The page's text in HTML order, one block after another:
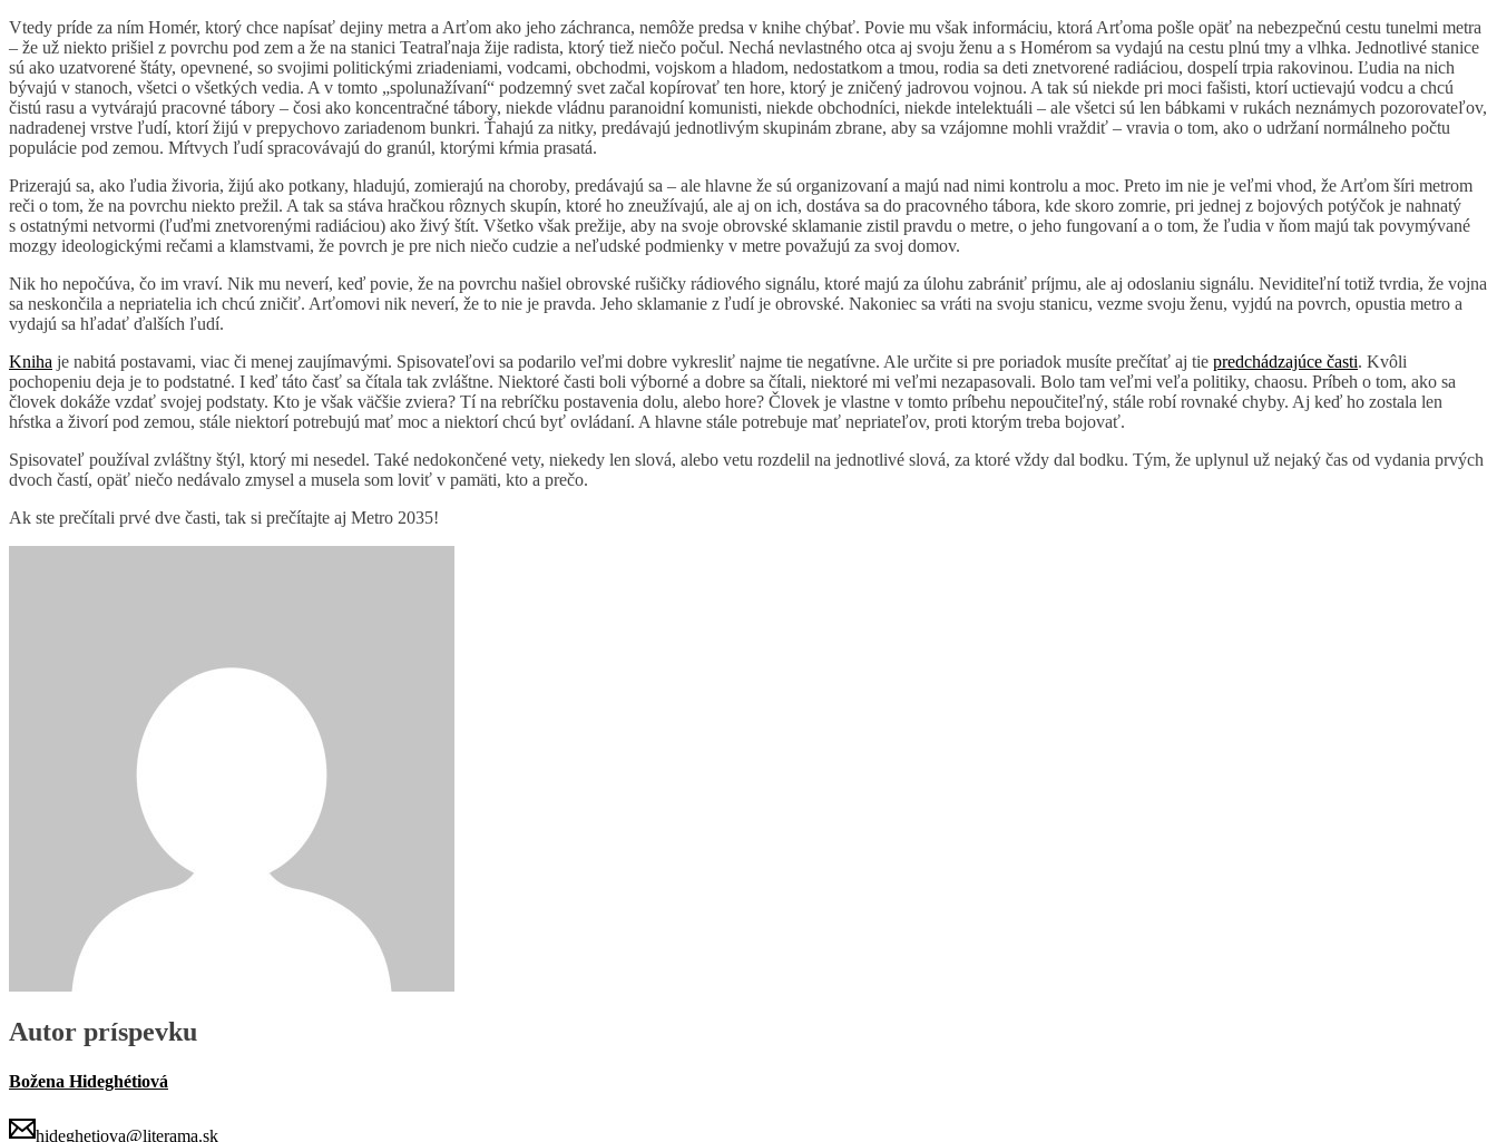
Vtedy príde za ním Homér, ktorý chce napísať dejiny metra a Arťom ako jeho záchranca, nemôže predsa v knihe chýbať. Povie mu však informáciu, ktorá Arťoma pošle opäť na nebezpečnú cestu tunelmi metra
– že už niekto prišiel z povrchu pod zem a že na stanici Teatraľnaja žije radista, ktorý tiež niečo počul. Nechá nevlastného otca aj svoju ženu a s Homérom sa vydajú na cestu plnú tmy a vlhka. Jednotlivé stanice
sú ako uzatvorené štáty, opevnené, so svojimi politickými zriadeniami, vodcami, obchodmi, vojskom a hladom, nedostatkom a tmou, rodia sa deti znetvorené radiáciou, dospelí trpia rakovinou. Ľudia na nich
bývajú v stanoch, všetci o všetkých vedia. A v tomto „spolunažívaní“ podzemný svet začal kopírovať ten hore, ktorý je zničený jadrovou vojnou. A tak sú niekde pri moci fašisti, ktorí uctievajú vodcu a chcú
čistú rasu a vytvárajú pracovné tábory – čosi ako koncentračné tábory, niekde vládnu paranoidní komunisti, niekde obchodníci, niekde intelektuáli – ale všetci sú len bábkami v rukách neznámych pozorovateľov,
nadradenej vrstve ľudí, ktorí žijú v prepychovo zariadenom bunkri. Ťahajú za nitky, predávajú jednotlivým skupinám zbrane, aby sa vzájomne mohli vraždiť – vravia o tom, ako o udržaní normálneho počtu
populácie pod zemou. Mŕtvych ľudí spracovávajú do granúl, ktorými kŕmia prasatá.
Prizerajú sa, ako ľudia živoria, žijú ako potkany, hladujú, zomierajú na choroby, predávajú sa – ale hlavne že sú organizovaní a majú nad nimi kontrolu a moc. Preto im nie je veľmi vhod, že Arťom šíri metrom
reči o tom, že na povrchu niekto prežil. A tak sa stáva hračkou rôznych skupín, ktoré ho zneužívajú, ale aj on ich, dostáva sa do pracovného tábora, kde skoro zomrie, pri jednej z bojových potýčok je nahnatý
s ostatnými netvormi (ľuďmi znetvorenými radiáciou) ako živý štít. Všetko však prežije, aby na svoje obrovské sklamanie zistil pravdu o metre, o jeho fungovaní a o tom, že ľudia v ňom majú tak povymývané
mozgy ideologickými rečami a klamstvami, že povrch je pre nich niečo cudzie a neľudské podmienky v metre považujú za svoj domov.
Nik ho nepočúva, čo im vraví. Nik mu neverí, keď povie, že na povrchu našiel obrovské rušičky rádiového signálu, ktoré majú za úlohu zabrániť príjmu, ale aj odoslaniu signálu. Neviditeľní totiž tvrdia, že vojna
sa neskončila a nepriatelia ich chcú zničiť. Arťomovi nik neverí, že to nie je pravda. Jeho sklamanie z ľudí je obrovské. Nakoniec sa vráti na svoju stanicu, vezme svoju ženu, vyjdú na povrch, opustia metro a
vydajú sa hľadať ďalších ľudí.
Kniha je nabitá postavami, viac či menej zaujímavými. Spisovateľovi sa podarilo veľmi dobre vykresliť najme tie negatívne. Ale určite si pre poriadok musíte prečítať aj tie predchádzajúce časti. Kvôli
pochopeniu deja je to podstatné. I keď táto časť sa čítala tak zvláštne. Niektoré časti boli výborné a dobre sa čítali, niektoré mi veľmi nezapasovali. Bolo tam veľmi veľa politiky, chaosu. Príbeh o tom, ako sa
človek dokáže vzdať svojej podstaty. Kto je však väčšie zviera? Tí na rebríčku postavenia dolu, alebo hore? Človek je vlastne v tomto príbehu nepoučiteľný, stále robí rovnaké chyby. Aj keď ho zostala len
hŕstka a živorí pod zemou, stále niektorí potrebujú mať moc a niektorí chcú byť ovládaní. A hlavne stále potrebuje mať nepriateľov, proti ktorým treba bojovať.
Spisovateľ používal zvláštny štýl, ktorý mi nesedel. Také nedokončené vety, niekedy len slová, alebo vetu rozdelil na jednotlivé slová, za ktoré vždy dal bodku. Tým, že uplynul už nejaký čas od vydania prvých
dvoch častí, opäť niečo nedávalo zmysel a musela som loviť v pamäti, kto a prečo.
Ak ste prečítali prvé dve časti, tak si prečítajte aj Metro 2035!
Autor príspevku
Božena Hideghétiová
hideghetiova@literama.sk